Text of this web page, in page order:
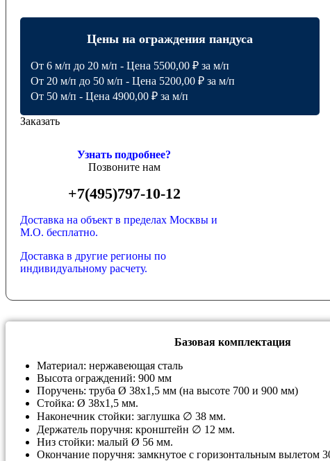
Цены на ограждения пандуса
От 6 м/п до 20 м/п - Цена 5500,00 ₽ за м/п
От 20 м/п до 50 м/п - Цена 5200,00 ₽ за м/п
От 50 м/п - Цена 4900,00 ₽ за м/п
Заказать
Узнать подробнее?
Позвоните нам
+7(495)797-10-12
Доставка на объект в пределах Москвы и
М.О. бесплатно.
Доставка в другие регионы по
индивидуальному расчету.
Базовая комплектация
Материал: нержавеющая сталь
Высота ограждений: 900 мм
Поручень: труба Ø 38х1,5 мм (на высоте 700 и 900 мм)
Стойка: Ø 38х1,5 мм.
Наконечник стойки: заглушка ∅ 38 мм.
Держатель поручня: кронштейн ∅ 12 мм.
Низ стойки: малый Ø 56 мм.
Окончание поручня: замкнутое с горизонтальным вылетом